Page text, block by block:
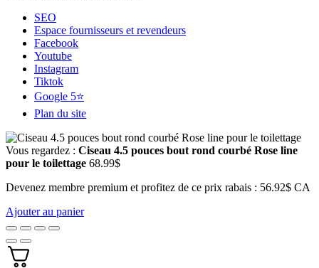
SEO
Espace fournisseurs et revendeurs
Facebook
Youtube
Instagram
Tiktok
Google 5⭐
Plan du site
Vous regardez : Ciseau 4.5 pouces bout rond courbé Rose line
pour le toilettage 68.99$
Devenez membre premium et profitez de ce prix rabais : 56.92$ CA
Ajouter au panier